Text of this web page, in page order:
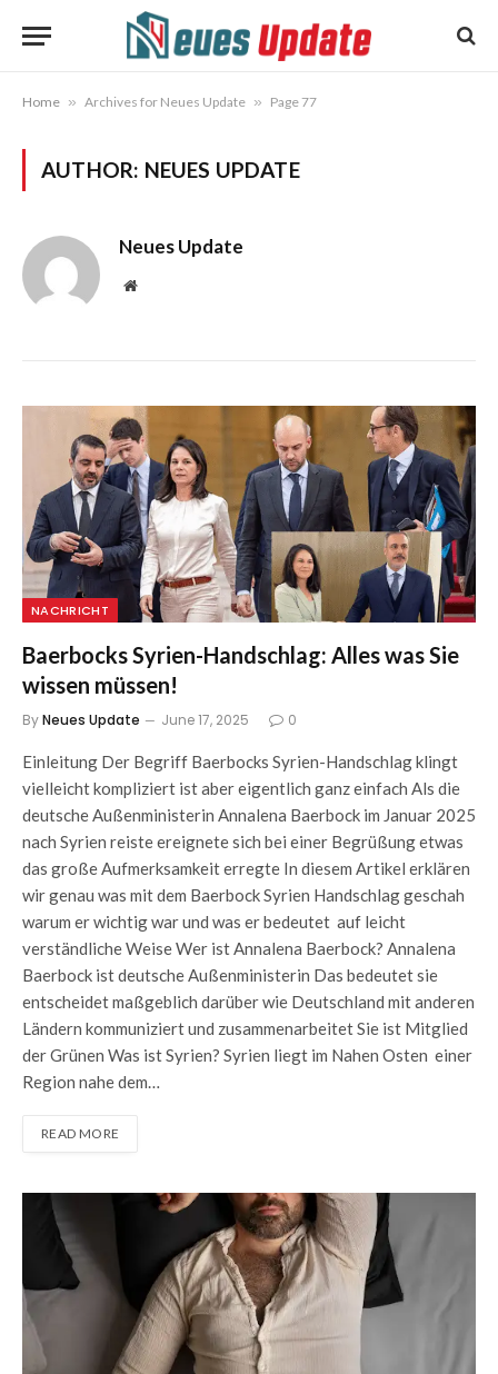
Home » Archives for Neues Update » Page 77
AUTHOR: NEUES UPDATE
Neues Update
Website
NACHRICHT
Baerbocks Syrien-Handschlag: Alles was Sie
wissen müssen!
ByNeues Update June 17, 2025 0
Einleitung Der Begriff Baerbocks Syrien-Handschlag klingt
vielleicht kompliziert ist aber eigentlich ganz einfach Als die
deutsche Außenministerin Annalena Baerbock im Januar 2025
nach Syrien reiste ereignete sich bei einer Begrüßung etwas
das große Aufmerksamkeit erregte In diesem Artikel erklären
wir genau was mit dem Baerbock Syrien Handschlag geschah
warum er wichtig war und was er bedeutet auf leicht
verständliche Weise Wer ist Annalena Baerbock? Annalena
Baerbock ist deutsche Außenministerin Das bedeutet sie
entscheidet maßgeblich darüber wie Deutschland mit anderen
Ländern kommuniziert und zusammenarbeitet Sie ist Mitglied
der Grünen Was ist Syrien? Syrien liegt im Nahen Osten einer
Region nahe dem…
READ MORE